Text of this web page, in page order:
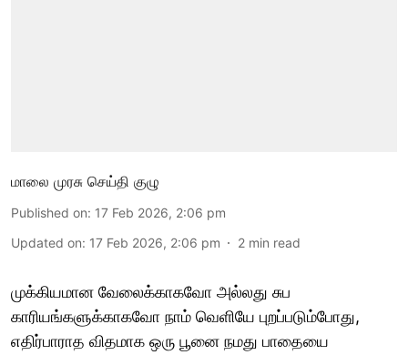
மாலை முரசு செய்தி குழு
Published on: 17 Feb 2026, 2:06 pm
Updated on: 17 Feb 2026, 2:06 pm 2 min read
முக்கியமான வேலைக்காகவோ அல்லது சுப
காரியங்களுக்காகவோ நாம் வெளியே புறப்படும்போது,
எதிர்பாராத விதமாக ஒரு பூனை நமது பாதையை